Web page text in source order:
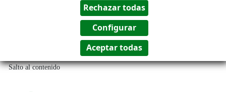
Salto al contenido